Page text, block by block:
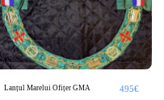
Lanțul Marelui Ofițer GMA 495€